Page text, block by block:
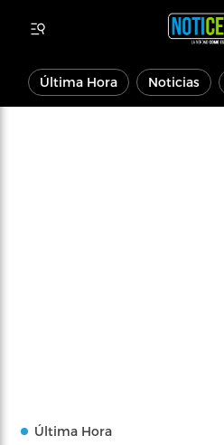
Última Hora Noticias
Última Hora